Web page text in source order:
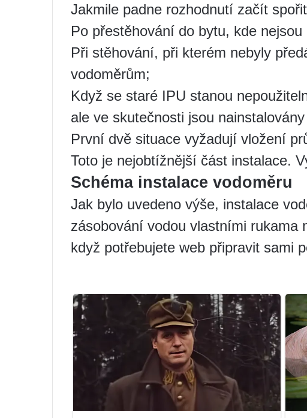
Jakmile padne rozhodnutí začít
Po přestěhování do bytu, kde nejsou
Při stěhování, při kterém nebyly
vodoměrům;
Když se staré IPU stanou
ale ve skutečnosti jsou
První dvě situace vyžadují vložení
Toto je nejobtížnější část instalace.
Schéma instalace vodoměru
Jak bylo uvedeno výše, instalace
zásobování vodou vlastními rukama
když potřebujete web připravit sami